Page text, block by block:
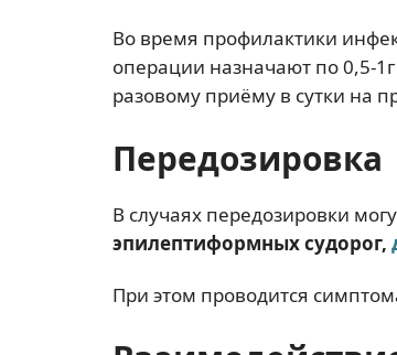
Во время профилактики
операции назначают по 0,5-
разовому приёму в сутки на
Передозировка
В случаях передозировки
эпилептиформных судорог,
При этом проводится